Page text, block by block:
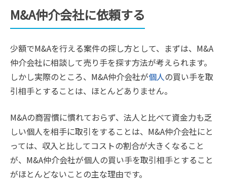
M&A仲介会社に依頼する
少額でM&Aを行える案件の探し方として、まずは、M&A
仲介会社に相談して売り手を探す方法が考えられます。
しかし実際のところ、M&A仲介会社が個人の買い手を取
引相手とすることは、ほとんどありません。
M&Aの商習慣に慣れておらず、法人と比べて資金力も乏
しい個人を相手に取引をすることは、M&A仲介会社にと
っては、収入と比してコストの割合が大きくなること
が、M&A仲介会社が個人の買い手を取引相手とすること
がほとんどないことの主な理由です。